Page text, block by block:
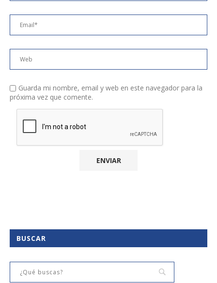
Guarda mi nombre, email y web en este navegador para la
próxima vez que comente.
BUSCAR